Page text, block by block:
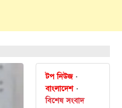
টপ নিউজ
বাংলাদেশ
বিশেষ সংবাদ